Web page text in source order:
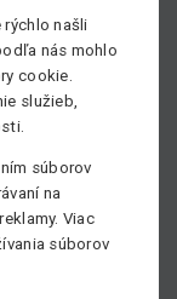
možné
svojich
výlučne za
rýchlo našli
nás mohlo
cookie.
služieb,
súborov
na
Viac
súborov